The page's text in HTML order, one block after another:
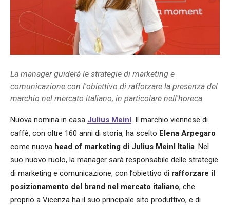
La manager guiderà le strategie di marketing e
comunicazione con l'obiettivo di rafforzare la presenza del
marchio nel mercato italiano, in particolare nell'horeca
Nuova nomina in casa Julius Meinl. Il marchio viennese di
caffè, con oltre 160 anni di storia, ha scelto Elena Arpegaro
come nuova head of marketing di Julius Meinl Italia. Nel
suo nuovo ruolo, la manager sarà responsabile delle strategie
di marketing e comunicazione, con l’obiettivo di rafforzare il
posizionamento del brand nel mercato italiano, che
proprio a Vicenza ha il suo principale sito produttivo, e di